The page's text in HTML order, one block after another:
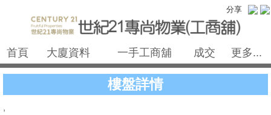
分享
首頁 大廈資料 一手工商舖 成交 更多...
樓盤詳情
,